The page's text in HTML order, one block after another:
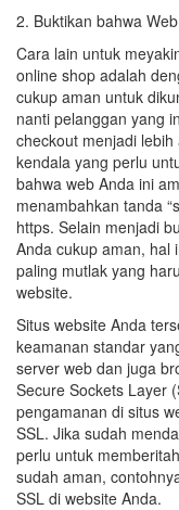
2. Buktikan bahwa
Cara lain untuk
online shop adalah
cukup aman untuk
nanti pelanggan yang
checkout menjadi
kendala yang perlu
bahwa web Anda ini
menambahkan tanda
https. Selain menjadi
Anda cukup aman, hal
paling mutlak yang
website.
Situs website Anda
keamanan standar
server web dan juga
Secure Sockets Layer
pengamanan di situs
SSL. Jika sudah
perlu untuk
sudah aman,
SSL di website Anda.